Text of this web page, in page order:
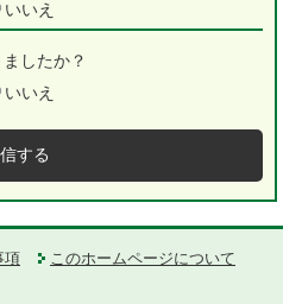
いいえ
したか？
いいえ
項
このホームページについて